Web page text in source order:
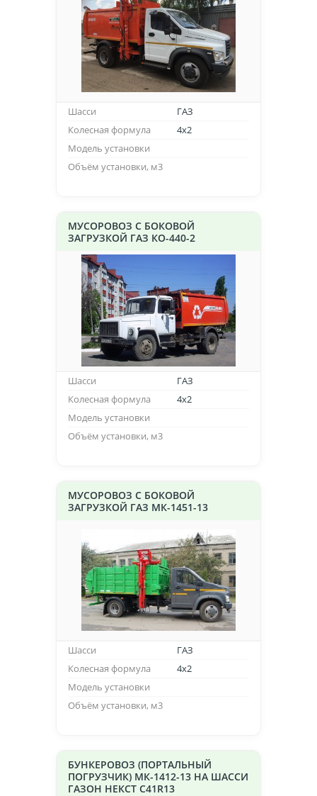
Шасси
ГАЗ
Колесная формула
4х2
Модель установки
Объём установки, м3
МУСОРОВОЗ С БОКОВОЙ
ЗАГРУЗКОЙ ГАЗ КО-440-2
Шасси
ГАЗ
Колесная формула
4х2
Модель установки
Объём установки, м3
МУСОРОВОЗ С БОКОВОЙ
ЗАГРУЗКОЙ ГАЗ МК-1451-13
Шасси
ГАЗ
Колесная формула
4х2
Модель установки
Объём установки, м3
БУНКЕРОВОЗ (ПОРТАЛЬНЫЙ
ПОГРУЗЧИК) МК-1412-13 НА ШАССИ
ГАЗОН НЕКСТ C41R13